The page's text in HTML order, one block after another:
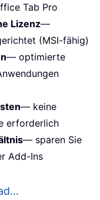
Tab Pro
Lizenz—
(MSI-fähig)
— optimierte
— keine
erforderlich
— sparen Sie
Add-Ins